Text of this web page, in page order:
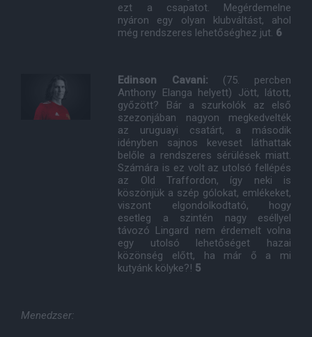
ezt a csapatot. Megérdemelne
nyáron egy olyan klubváltást, ahol
még rendszeres lehetőséghez jut. 6
Edinson Cavani: (75. percben
Anthony Elanga helyett) Jött, látott,
győzött? Bár a szurkolók az első
szezonjában nagyon megkedvelték
az uruguayi csatárt, a második
idényben sajnos keveset láthattak
belőle a rendszeres sérülések miatt.
Számára is ez volt az utolsó fellépés
az Old Traffordon, így neki is
köszönjük a szép gólokat, emlékeket,
viszont elgondolkodtató, hogy
esetleg a szintén nagy eséllyel
távozó Lingard nem érdemelt volna
egy utolsó lehetőséget hazai
közönség előtt, ha már ő a mi
kutyánk kölyke?! 5
Menedzser: